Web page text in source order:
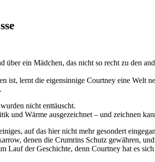
ein Mädchen, das nicht so recht zu den
lernt die eigensinnige Courtney eine Welt
nicht enttäuscht.
und Wärme ausgezeichnet – und zeichnen
auf das hier nicht mehr gesondert
denen die Crumrins Schutz gewähren,
Lauf der Geschichte, denn Courtney hat es